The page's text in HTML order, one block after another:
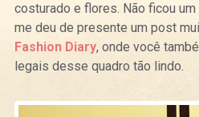
costurado e flores. Não ficou
me deu de presente um post
Fashion Diary, onde você
legais desse quadro tão lindo.